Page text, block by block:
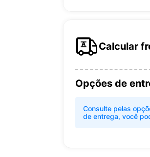
Calcular
Opções de
Consulte pelas
de entrega, você